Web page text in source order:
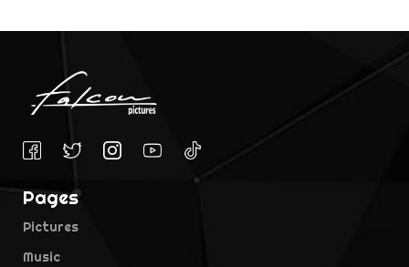
Pages
Pictures
Music